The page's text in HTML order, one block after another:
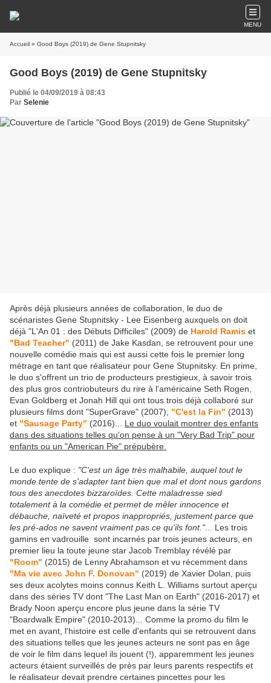
MENU
Accueil » Good Boys (2019) de Gene Stupnitsky
Good Boys (2019) de Gene Stupnitsky
Publié le 04/09/2019 à 08:43
Par Selenie
Après déjà plusieurs années de collaboration, le duo de
scénaristes Gene Stupnitsky - Lee Eisenberg auxquels on doit
déjà "L'An 01 : des Débuts Difficiles" (2009) de Harold Ramis et
"Bad Teacher" (2011) de Jake Kasdan, se retrouvent pour une
nouvelle comédie mais qui est aussi cette fois le premier long
métrage en tant que réalisateur pour Gene Stupnitsky. En prime,
le duo s'offrent un trio de producteurs prestigieux, à savoir trois
des plus gros contriobuteurs du rire à l'américaine Seth Rogen,
Evan Goldberg et Jonah Hill qui ont tous trois déjà collaboré sur
plusieurs films dont "SuperGrave" (2007), "C'est la Fin" (2013)
et "Sausage Party" (2016)... Le duo voulait montrer des enfants
dans des situations telles qu'on pense à un "Very Bad Trip" pour
enfants ou un "American Pie" prépubère.
Le duo explique : "C'est un âge très malhabile, auquel tout le
monde tente de s'adapter tant bien que mal et dont nous gardons
tous des anecdotes bizzaroïdes. Cette maladresse sied
totalement à la comédie et permet de mêler innocence et
débauche, naïveté et propos inappropriés, justement parce que
les pré-ados ne savent vraiment pas ce qu'ils font."... Les trois
gamins en vadrouille sont incarnés par trois jeunes acteurs, en
premier lieu la toute jeune star Jacob Tremblay révélé par
"Room" (2015) de Lenny Abrahamson et vu récemment dans
"Ma vie avec John F. Donovan" (2019) de Xavier Dolan, puis
ses deux acolytes moins connus Keith L. Williams surtout aperçu
dans des séries TV dont "The Last Man on Earth" (2016-2017) et
Brady Noon aperçu encore plus jeune dans la série TV
"Boardwalk Empire" (2010-2013)... Comme la promo du film le
met en avant, l'histoire est celle d'enfants qui se retrouvent dans
des situations telles que les jeunes acteurs ne sont pas en âge
de voir le film dans lequel ils jouent (!), apparemment les jeunes
acteurs étaient surveillés de près par leurs parents respectifs et
le réalisateur devait prendre certaines pincettes pour les